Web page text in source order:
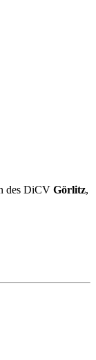
des DiCV Görlitz,